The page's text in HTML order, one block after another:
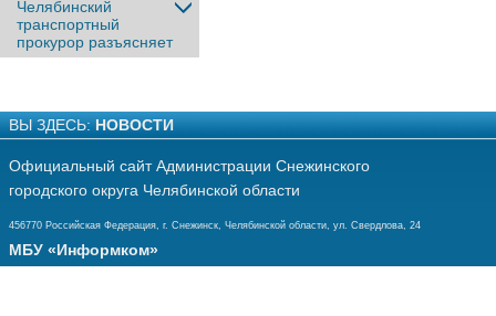
Челябинский
транспортный
прокурор разъясняет
ВЫ ЗДЕСЬ: НОВОСТИ
Официальный сайт Администрации Снежинского
городского округа Челябинской области
456770 Российская Федерация, г. Снежинск, Челябинской области, ул. Свердлова, 24
МБУ «Информком»